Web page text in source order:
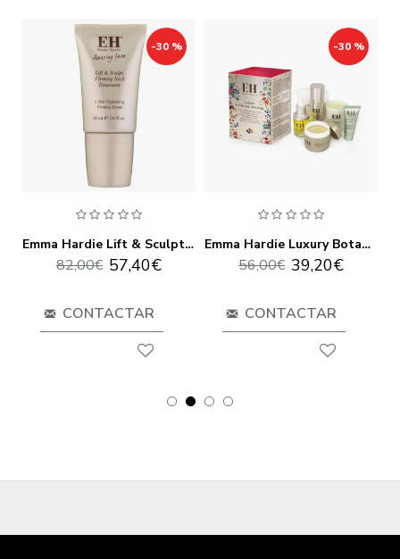
-30 %
Emma Hardie Lift & Sculpt Neck Treatment 40ml
57,40€
82,00€
CONTACTAR
-30 %
Emma Hardie Luxury Botanical Skincare
39,20€
56,00€
CONTACTAR